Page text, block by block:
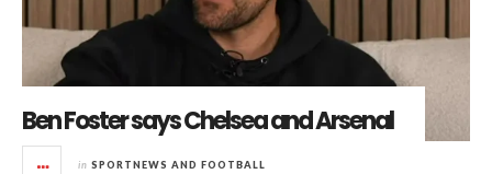
Ben Foster says Chelsea and Arsenal
in SPORTNEWS AND FOOTBALL